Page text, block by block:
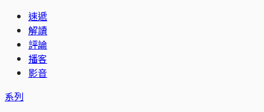
速遞
解讀
評論
播客
影音
系列